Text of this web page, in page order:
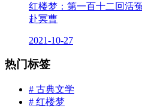
红楼梦：第一百十二回活
赴冥曹
2021-10-27
热门标签
# 古典文学
# 红楼梦